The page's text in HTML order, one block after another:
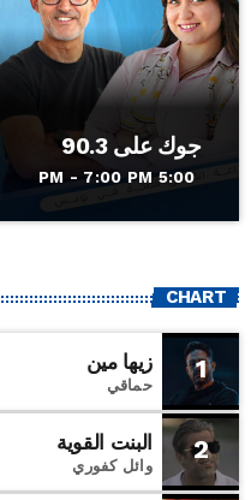
جوك على 90.3
5:00 PM - 7:00 PM
CHART
1 زيها مين
حماقي
2 البنت القوية
وائل كفوري